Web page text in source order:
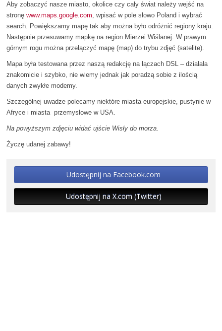
Aby zobaczyć nasze miasto, okolice czy cały świat należy wejść na
stronę www.maps.google.com, wpisać w pole słowo Poland i wybrać
search. Powiększamy mapę tak aby można było odróżnić regiony kraju.
Następnie przesuwamy mapkę na region Mierzei Wiślanej. W prawym
górnym rogu można przełączyć mapę (map) do trybu zdjęć (satelite).
Mapa była testowana przez naszą redakcję na łączach DSL – działała
znakomicie i szybko, nie wiemy jednak jak poradzą sobie z ilością
danych zwykłe modemy.
Szczególnej uwadze polecamy niektóre miasta europejskie, pustynie w
Afryce i miasta przemysłowe w USA.
Na powyższym zdjęciu widać ujście Wisły do morza.
Życzę udanej zabawy!
Udostępnij na Facebook.com
Udostępnij na X.com (Twitter)